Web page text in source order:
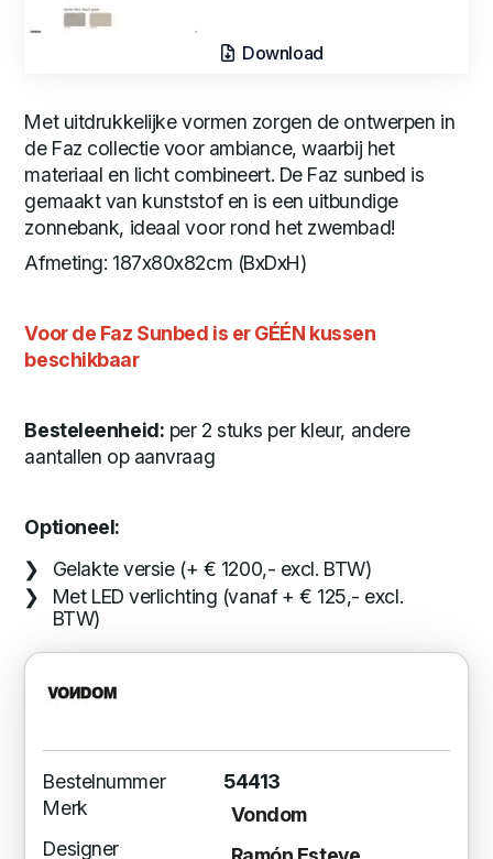
Download
Met uitdrukkelijke vormen zorgen de ontwerpen in
de Faz collectie voor ambiance, waarbij het
materiaal en licht combineert. De Faz sunbed is
gemaakt van kunststof en is een uitbundige
zonnebank, ideaal voor rond het zwembad!
Afmeting: 187x80x82cm (BxDxH)
Voor de Faz Sunbed is er GÉÉN kussen
beschikbaar
Besteleenheid: per 2 stuks per kleur, andere
aantallen op aanvraag
Optioneel:
Gelakte versie (+ € 1200,- excl. BTW)
Met LED verlichting (vanaf + € 125,- excl.
BTW)
Bestelnummer
54413
Merk
Vondom
Designer